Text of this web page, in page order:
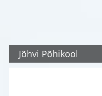
Jõhvi Põhikool